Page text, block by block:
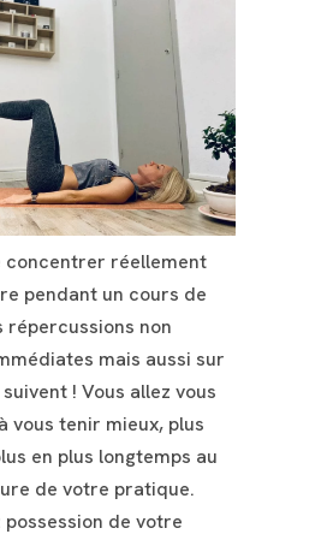
concentrer réellement
pendant un cours de
répercussions non
mais aussi sur
! Vous allez vous
vous tenir mieux, plus
en plus longtemps au
de votre pratique.
possession de votre